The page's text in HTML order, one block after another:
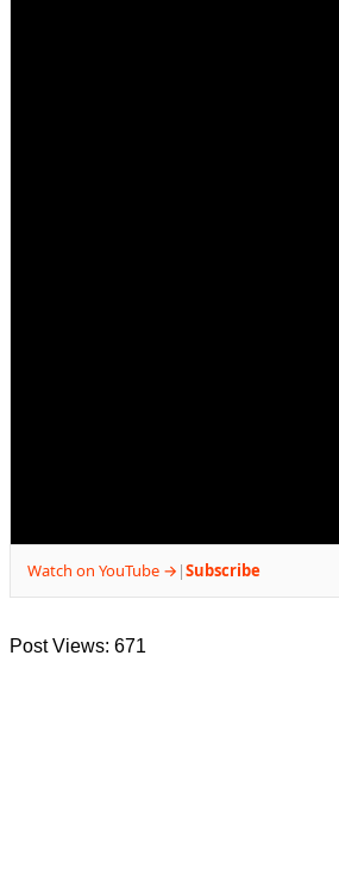
Watch on YouTube → |Subscribe
Post Views: 671